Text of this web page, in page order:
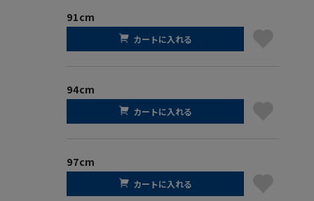
91cm
カートに入れる
94cm
カートに入れる
97cm
カートに入れる